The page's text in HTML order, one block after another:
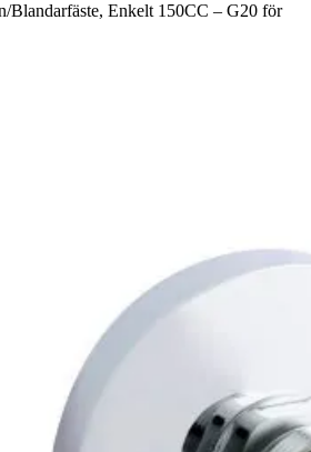
/Blandarfäste, Enkelt 150CC – G20 för